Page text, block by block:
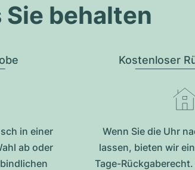
Sie behalten
in einer
ab oder
Kostenloser
Wenn Sie die Uhr
lassen, bieten wir
Tage-